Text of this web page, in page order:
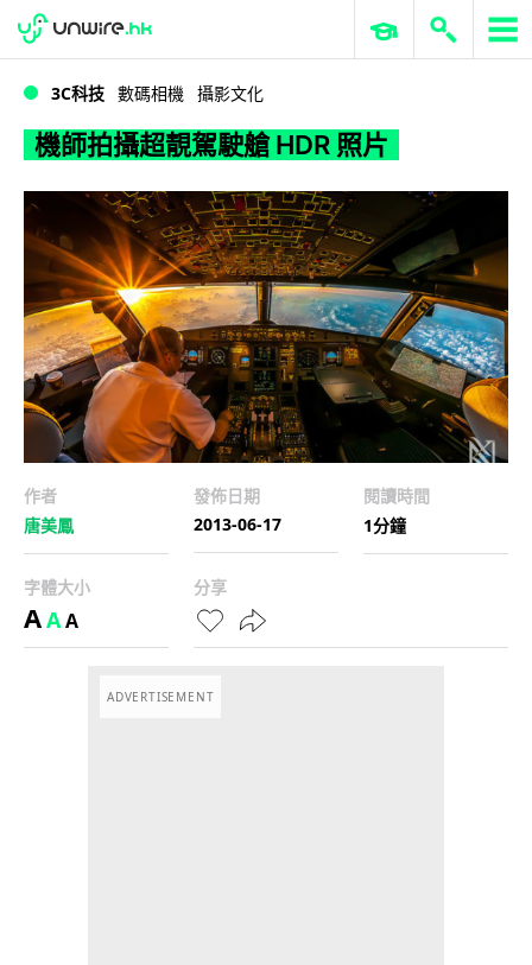
機師拍攝超靚駕駛艙 HDR 照片
WWDC 2026 ERP 與商業 AI
3C科技 數碼相機 攝影文化
機師拍攝超靚駕駛艙 HDR 照片
作者
唐美鳳
發佈日期
2013-06-17
閱讀時間
1分鐘
字體大小
AAA
分享
ADVERTISEMENT